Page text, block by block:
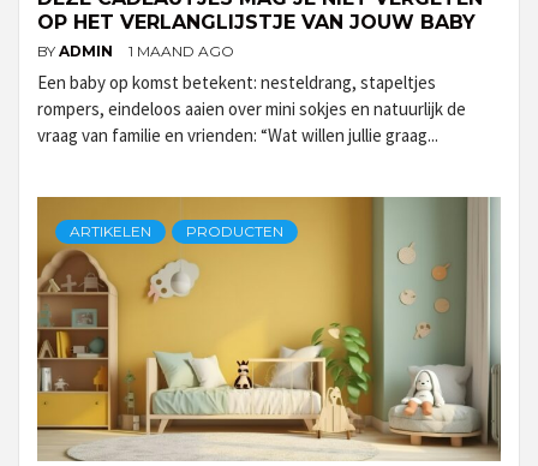
OP HET VERLANGLIJSTJE VAN JOUW BABY
BY ADMIN 1 MAAND AGO
Een baby op komst betekent: nesteldrang, stapeltjes
rompers, eindeloos aaien over mini sokjes en natuurlijk de
vraag van familie en vrienden: “Wat willen jullie graag...
ARTIKELEN PRODUCTEN